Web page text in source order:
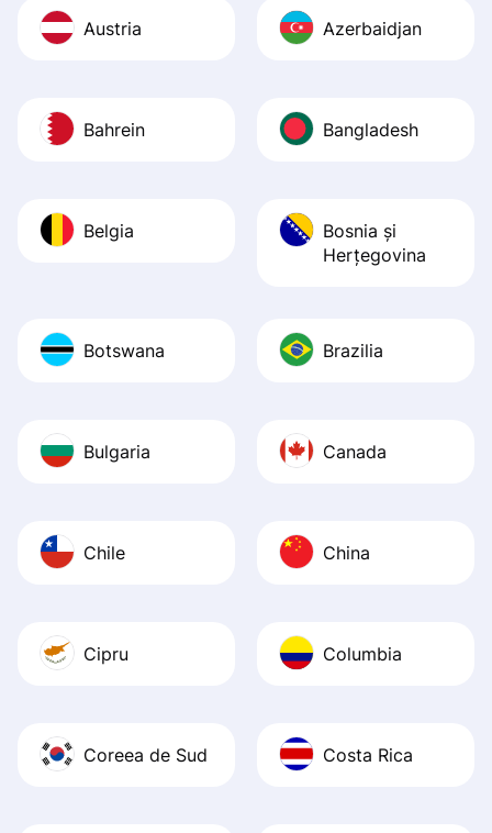
Austria Azerbaidjan
Bahrein Bangladesh
Belgia
Bosnia şi
Herţegovina
Botswana Brazilia
Bulgaria Canada
Chile China
Cipru Columbia
Coreea de Sud Costa Rica